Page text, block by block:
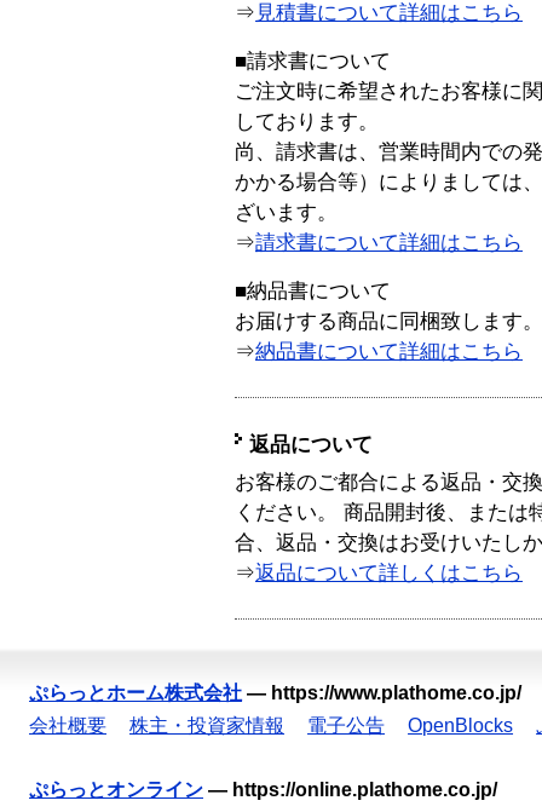
⇒ 見積書について詳細はこちら
■請求書について
ご注文時に希望されたお客様に
しております。
尚、請求書は、営業時間内での
かかる場合等）によりましては
ざいます。
⇒請求書について詳細はこちら
■納品書について
お届けする商品に同梱致します。
⇒納品書について詳細はこちら
返品について
お客様のご都合による返品・交
ください。 商品開封後、または
合、返品・交換はお受けいたし
⇒返品について詳しくはこちら
ぷらっとホーム株式会社 — https://www.plathome.co.jp/
会社概要
株主・投資家情報 電子公告 OpenBlocks
ぷらっとオンライン — https://online.plathome.co.jp/